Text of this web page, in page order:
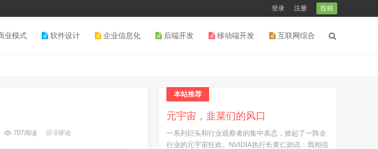
登录 注册 投稿
业模式 软件设计 企业信息化 后端开发 移动端开发 互联网综合
707阅读 0评论
本站推荐
元宇宙，韭菜们的风口
一系列巨头和行业观察者的集中表态，掀起了一阵全
行业的元宇宙狂欢。NVIDIA执行长黄仁勋说：我相信